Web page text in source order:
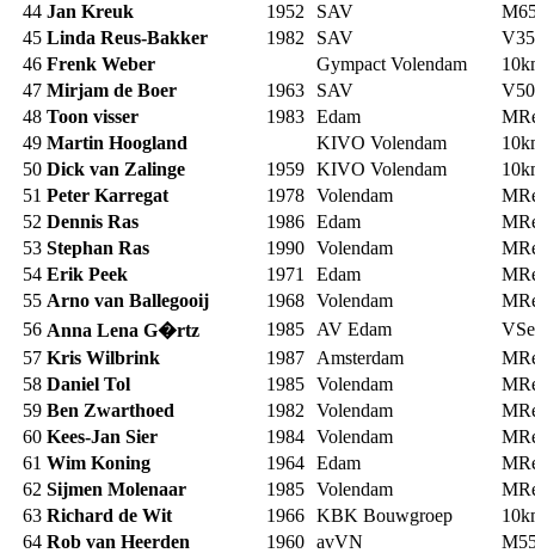
44 Jan Kreuk 1952 SAV
45 Linda Reus-Bakker 1982 SAV
V35
46 Frenk Weber Gympact Volendam
47 Mirjam de Boer 1963 SAV
V50
48 Toon visser 1983 Edam
49 Martin Hoogland KIVO Volendam
50 Dick van Zalinge 1959 KIVO Volendam
51 Peter Karregat 1978 Volendam
52 Dennis Ras 1986 Edam
53 Stephan Ras 1990 Volendam
54 Erik Peek 1971 Edam
55 Arno van Ballegooij 1968 Volendam
56 Anna Lena G�rtz 1985 AV Edam
57 Kris Wilbrink 1987 Amsterdam
58 Daniel Tol 1985 Volendam
59 Ben Zwarthoed 1982 Volendam
60 Kees-Jan Sier 1984 Volendam
61 Wim Koning 1964 Edam
62 Sijmen Molenaar 1985 Volendam
63 Richard de Wit 1966 KBK Bouwgroep
64 Rob van Heerden 1960 avVN